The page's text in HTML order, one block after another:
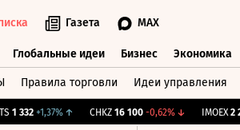
Газета MAX
Глобальные идеи Бизнес Экономика
Правила торговли Идеи управления
1 332 +1,37%↑ CHKZ 16 100 -0,62%↓ IMOEX 2